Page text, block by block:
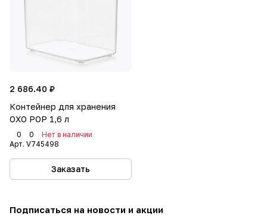
2 686.40 ₽
Контейнер для хранения
OXO POP 1,6 л
0 0
Нет в наличии
Арт. V745498
Заказать
Подписаться на новости и акции